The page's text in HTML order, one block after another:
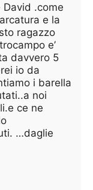
.come
e la
ragazzo
e’
davvero 5
io da
i barella
noi
ce ne
…daglie